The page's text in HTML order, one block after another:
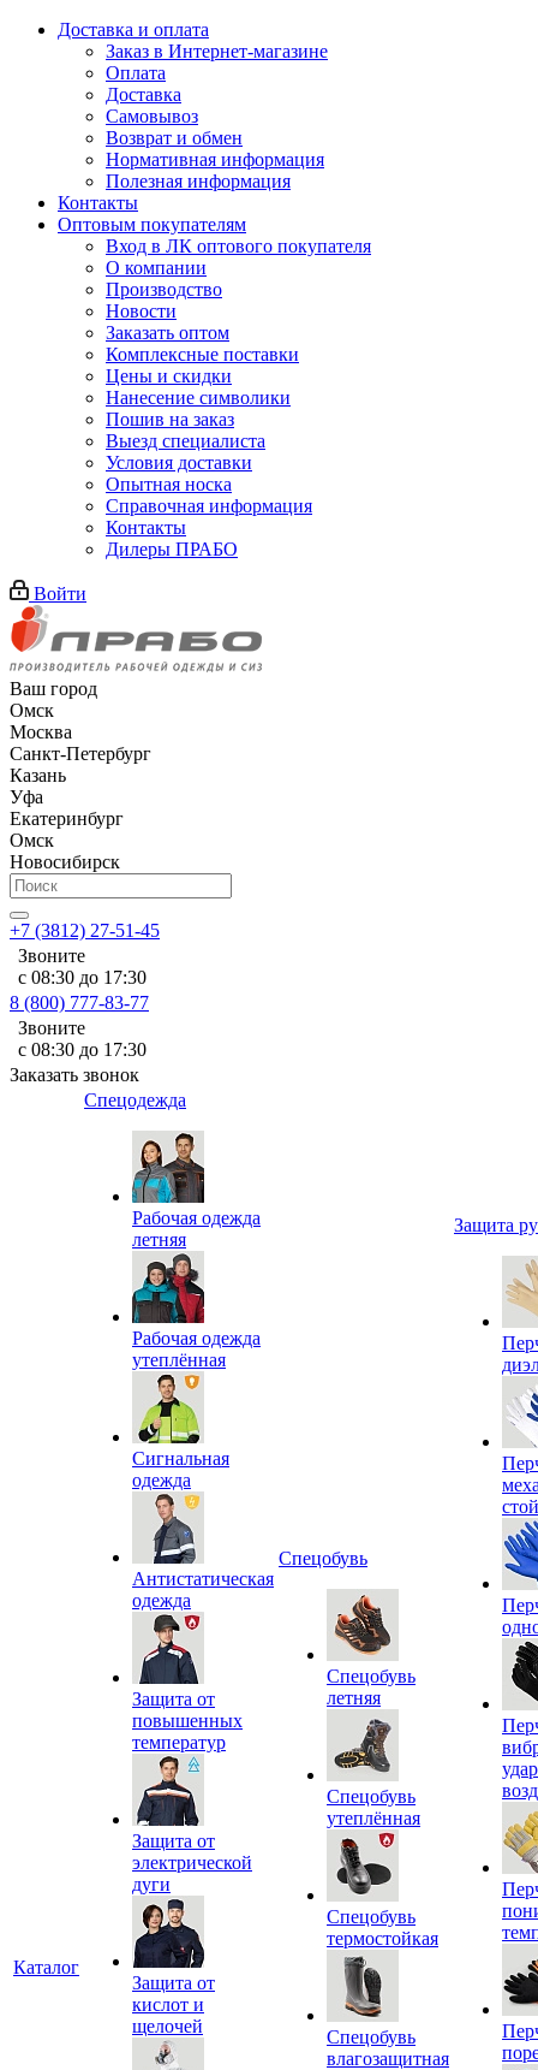
Доставка и оплата
Заказ в Интернет-магазине
Оплата
Доставка
Самовывоз
Возврат и обмен
Нормативная информация
Полезная информация
Контакты
Оптовым покупателям
Вход в ЛК оптового покупателя
О компании
Производство
Новости
Заказать оптом
Комплексные поставки
Цены и скидки
Нанесение символики
Пошив на заказ
Выезд специалиста
Условия доставки
Опытная носка
Справочная информация
Контакты
Дилеры ПРАБО
Войти
Ваш город
Омск
Москва
Санкт-Петербург
Казань
Уфа
Екатеринбург
Омск
Новосибирск
+7 (3812) 27-51-45
Звоните
с 08:30 до 17:30
8 (800) 777-83-77
Звоните
с 08:30 до 17:30
Заказать звонок
Каталог
Спецодежда
Рабочая одежда
летняя
Рабочая одежда
утеплённая
Сигнальная
одежда
Антистатическая
одежда
Защита от
повышенных
температур
Защита от
электрической
дуги
Защита от
кислот и
щелочей
Спецобувь
Спецобувь
летняя
Спецобувь
утеплённая
Спецобувь
термостойкая
Спецобувь
влагозащитная
Защита